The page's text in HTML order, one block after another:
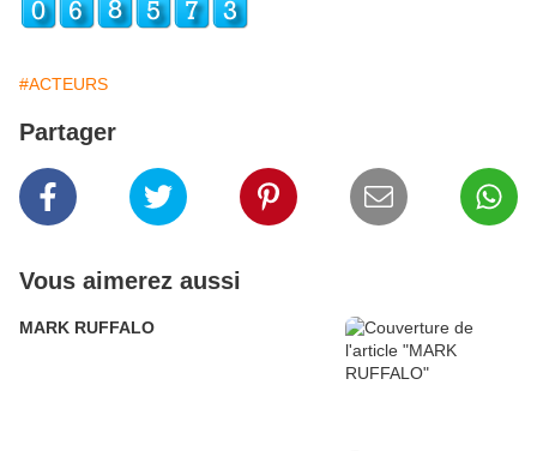
#ACTEURS
Partager
Vous aimerez aussi
MARK RUFFALO